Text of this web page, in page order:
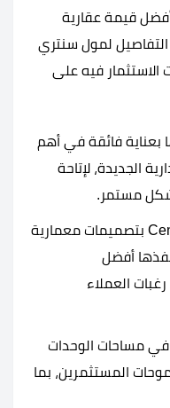
قيمة عقارية
التفاصيل لمول سنتري
الاستثمار فيه على
بعناية فائقة في أهم
الجديدة، لإتاحة
مستمر.
يتمتع Centri Plaza New Capital بتصميمات معمارية
أفضل
العملاء
مساحات الوحدات
المستثمرين، بما